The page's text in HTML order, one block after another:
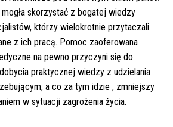
skorzystać z bogatej wiedzy
którzy wielokrotnie przytaczali
z ich pracą. Pomoc zaoferowana
na pewno przyczyni się do
praktycznej wiedzy z udzielania
a co za tym idzie , zmniejszy
w sytuacji zagrożenia życia.